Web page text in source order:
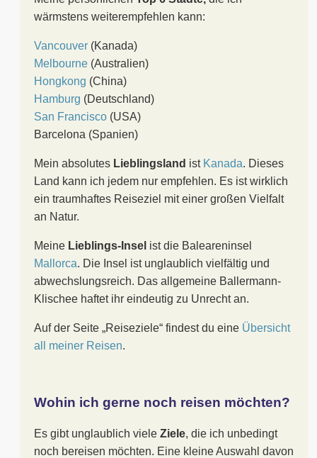
wärmstens weiterempfehlen kann:
Vancouver (Kanada)
Melbourne (Australien)
Hongkong (China)
Hamburg (Deutschland)
San Francisco (USA)
Barcelona (Spanien)
Mein absolutes Lieblingsland ist Kanada. Dieses
Land kann ich jedem nur empfehlen. Es ist wirklich
ein traumhaftes Reiseziel mit einer großen Vielfalt
an Natur.
Meine Lieblings-Insel ist die Baleareninsel
Mallorca. Die Insel ist unglaublich vielfältig und
abwechslungsreich. Das allgemeine Ballermann-
Klischee haftet ihr eindeutig zu Unrecht an.
Auf der Seite „Reiseziele“ findest du eine Übersicht
all meiner Reisen.
Wohin ich gerne noch reisen möchten?
Es gibt unglaublich viele Ziele, die ich unbedingt
noch bereisen möchten. Eine kleine Auswahl davon